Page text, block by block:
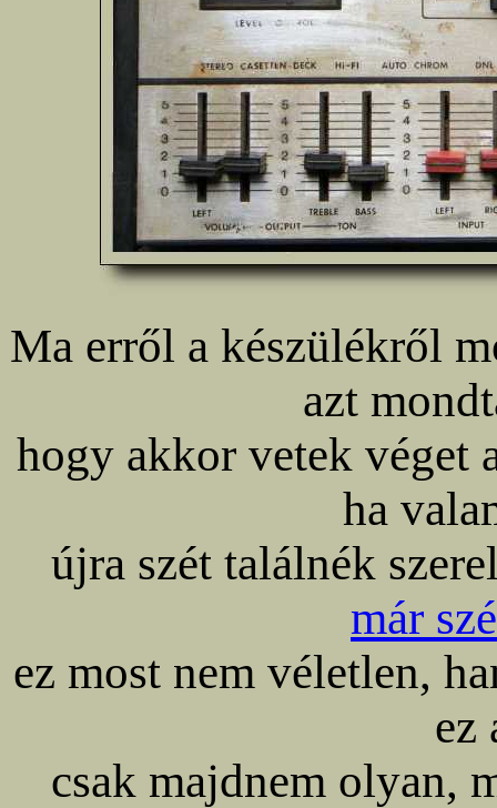
Ma erről a készülékről
azt
hogy akkor vetek véget
ha
újra szét találnék
már
ez most nem véletlen,
ez
csak majdnem olyan,